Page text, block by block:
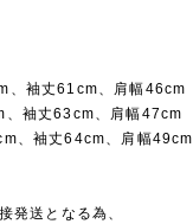
、袖丈61cm、肩幅46cm
、袖丈63cm、肩幅47cm
、袖丈64cm、肩幅49cm
発送となる為、